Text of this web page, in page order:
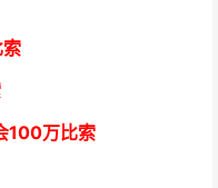
100万比索